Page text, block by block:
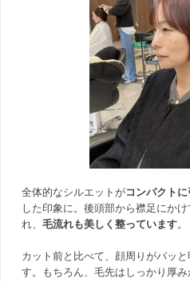
全体的なシルエットがコンパクト
した印象に。後頭部から襟足にか
れ、毛流れも美しく整っています。
カット前と比べて、顔周りがパッ
す。もちろん、毛先はしっかり厚